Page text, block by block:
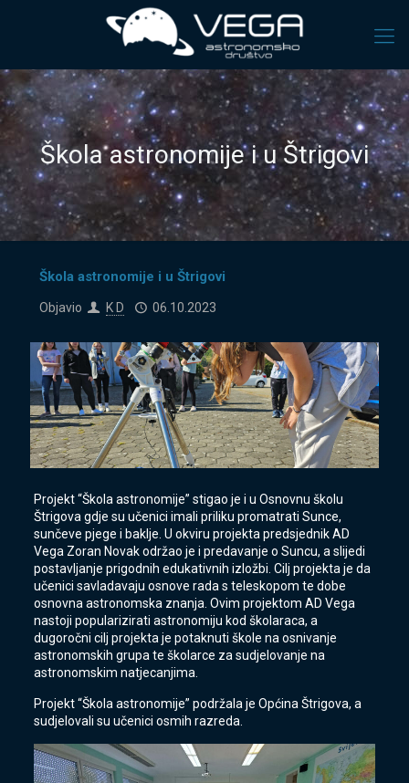
Škola astronomije i u Štrigovi
Škola astronomije i u Štrigovi
Objavio K D 06.10.2023
Projekt “Škola astronomije” stigao je i u Osnovnu školu
Štrigova gdje su učenici imali priliku promatrati Sunce,
sunčeve pjege i baklje. U okviru projekta predsjednik AD
Vega Zoran Novak održao je i predavanje o Suncu, a slijedi
postavljanje prigodnih edukativnih izložbi. Cilj projekta je da
učenici savladavaju osnove rada s teleskopom te dobe
osnovna astronomska znanja. Ovim projektom AD Vega
nastoji popularizirati astronomiju kod školaraca, a
dugoročni cilj projekta je potaknuti škole na osnivanje
astronomskih grupa te školarce za sudjelovanje na
astronomskim natjecanjima.
Projekt “Škola astronomije” podržala je Općina Štrigova, a
sudjelovali su učenici osmih razreda.